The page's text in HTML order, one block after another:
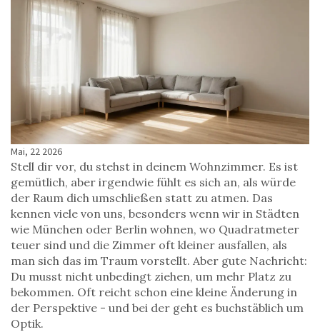
Mai, 22 2026
Stell dir vor, du stehst in deinem Wohnzimmer. Es ist
gemütlich, aber irgendwie fühlt es sich an, als würde
der Raum dich umschließen statt zu atmen. Das
kennen viele von uns, besonders wenn wir in Städten
wie München oder Berlin wohnen, wo Quadratmeter
teuer sind und die Zimmer oft kleiner ausfallen, als
man sich das im Traum vorstellt. Aber gute Nachricht:
Du musst nicht unbedingt ziehen, um mehr Platz zu
bekommen. Oft reicht schon eine kleine Änderung in
der Perspektive - und bei der geht es buchstäblich um
Optik.